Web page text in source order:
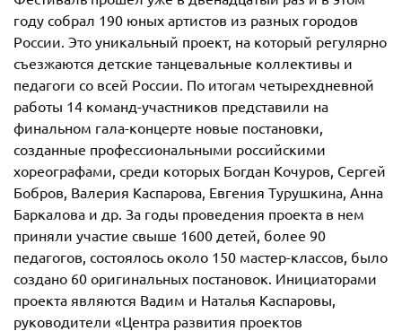
году собрал 190 юных артистов из разных городов
России. Это уникальный проект, на который регулярно
съезжаются детские танцевальные коллективы и
педагоги со всей России. По итогам четырехдневной
работы 14 команд-участников представили на
финальном гала-концерте новые постановки,
созданные профессиональными российскими
хореографами, среди которых Богдан Кочуров, Сергей
Бобров, Валерия Каспарова, Евгения Турушкина, Анна
Баркалова и др. За годы проведения проекта в нем
приняли участие свыше 1600 детей, более 90
педагогов, состоялось около 150 мастер-классов, было
создано 60 оригинальных постановок. Инициаторами
проекта являются Вадим и Наталья Каспаровы,
руководители «Центра развития проектов